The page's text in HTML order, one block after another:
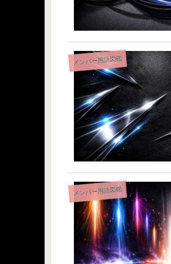
メンバー用語図鑑
メンバー用語図鑑